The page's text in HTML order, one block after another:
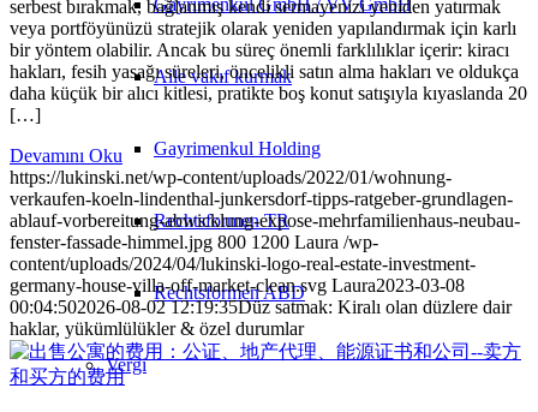
Aile vakıf kurmak
Gayrimenkul Holding
Rechtsformen TR
Rechtsformen ABD
Vergi
serbest bırakmak, bağlanmış kendi sermayenizi yeniden yatırmak
veya portföyünüzü stratejik olarak yeniden yapılandırmak için karlı
bir yöntem olabilir. Ancak bu süreç önemli farklılıklar içerir: kiracı
hakları, fesih yasağı süreleri, öncelikli satın alma hakları ve oldukça
daha küçük bir alıcı kitlesi, pratikte boş konut satışıyla kıyaslanda 20
[…]
Devamını Oku
https://lukinski.net/wp-content/uploads/2022/01/wohnung-
verkaufen-koeln-lindenthal-junkersdorf-tipps-ratgeber-grundlagen-
ablauf-vorbereitung-abwicklung-expose-mehrfamilienhaus-neubau-
fenster-fassade-himmel.jpg 800 1200 Laura /wp-
content/uploads/2024/04/lukinski-logo-real-estate-investment-
germany-house-villa-off-market-clean.svg Laura2023-03-08
00:04:502026-08-02 12:19:35Düz satmak: Kiralı olan düzlere dair
haklar, yükümlülükler & özel durumlar